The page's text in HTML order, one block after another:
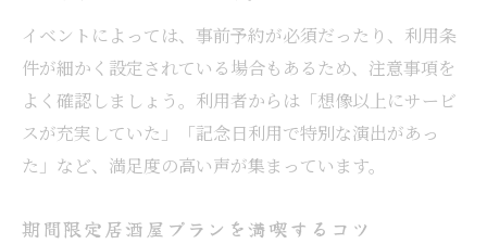
イベントによっては、事前予約が必須だったり、利用条
件が細かく設定されている場合もあるため、注意事項を
よく確認しましょう。利用者からは「想像以上にサービ
スが充実していた」「記念日利用で特別な演出があっ
た」など、満足度の高い声が集まっています。
期間限定居酒屋プランを満喫するコツ